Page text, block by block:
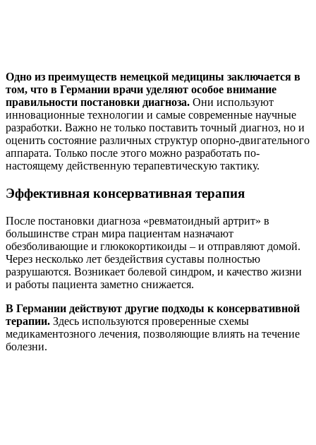
Одно из преимуществ немецкой медицины заключается в
том, что в Германии врачи уделяют особое внимание
правильности постановки диагноза. Они используют
инновационные технологии и самые современные научные
разработки. Важно не только поставить точный диагноз, но и
оценить состояние различных структур опорно-двигательного
аппарата. Только после этого можно разработать по-
настоящему действенную терапевтическую тактику.
Эффективная консервативная терапия
После постановки диагноза «ревматоидный артрит» в
большинстве стран мира пациентам назначают
обезболивающие и глюкокортикоиды – и отправляют домой.
Через несколько лет бездействия суставы полностью
разрушаются. Возникает болевой синдром, и качество жизни
и работы пациента заметно снижается.
В Германии действуют другие подходы к консервативной
терапии. Здесь используются проверенные схемы
медикаментозного лечения, позволяющие влиять на течение
болезни.